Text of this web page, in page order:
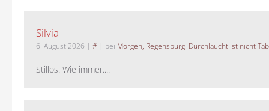
Silvia
6. August 2026 | # | bei Morgen, Regensburg! Durchlaucht ist nicht
Stillos. Wie immer....